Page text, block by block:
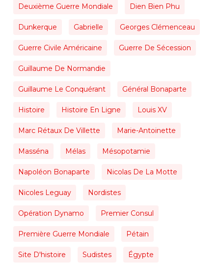
Deuxième Guerre Mondiale Dien Bien Phu
Dunkerque Gabrielle Georges Clémenceau
Guerre Civile Américaine Guerre De Sécession
Guillaume De Normandie
Guillaume Le Conquérant Général Bonaparte
Histoire Histoire En Ligne Louis XV
Marc Rétaux De Villette Marie-Antoinette
Masséna Mélas Mésopotamie
Napoléon Bonaparte Nicolas De La Motte
Nicoles Leguay Nordistes
Opération Dynamo Premier Consul
Première Guerre Mondiale Pétain
Site D'histoire Sudistes Égypte